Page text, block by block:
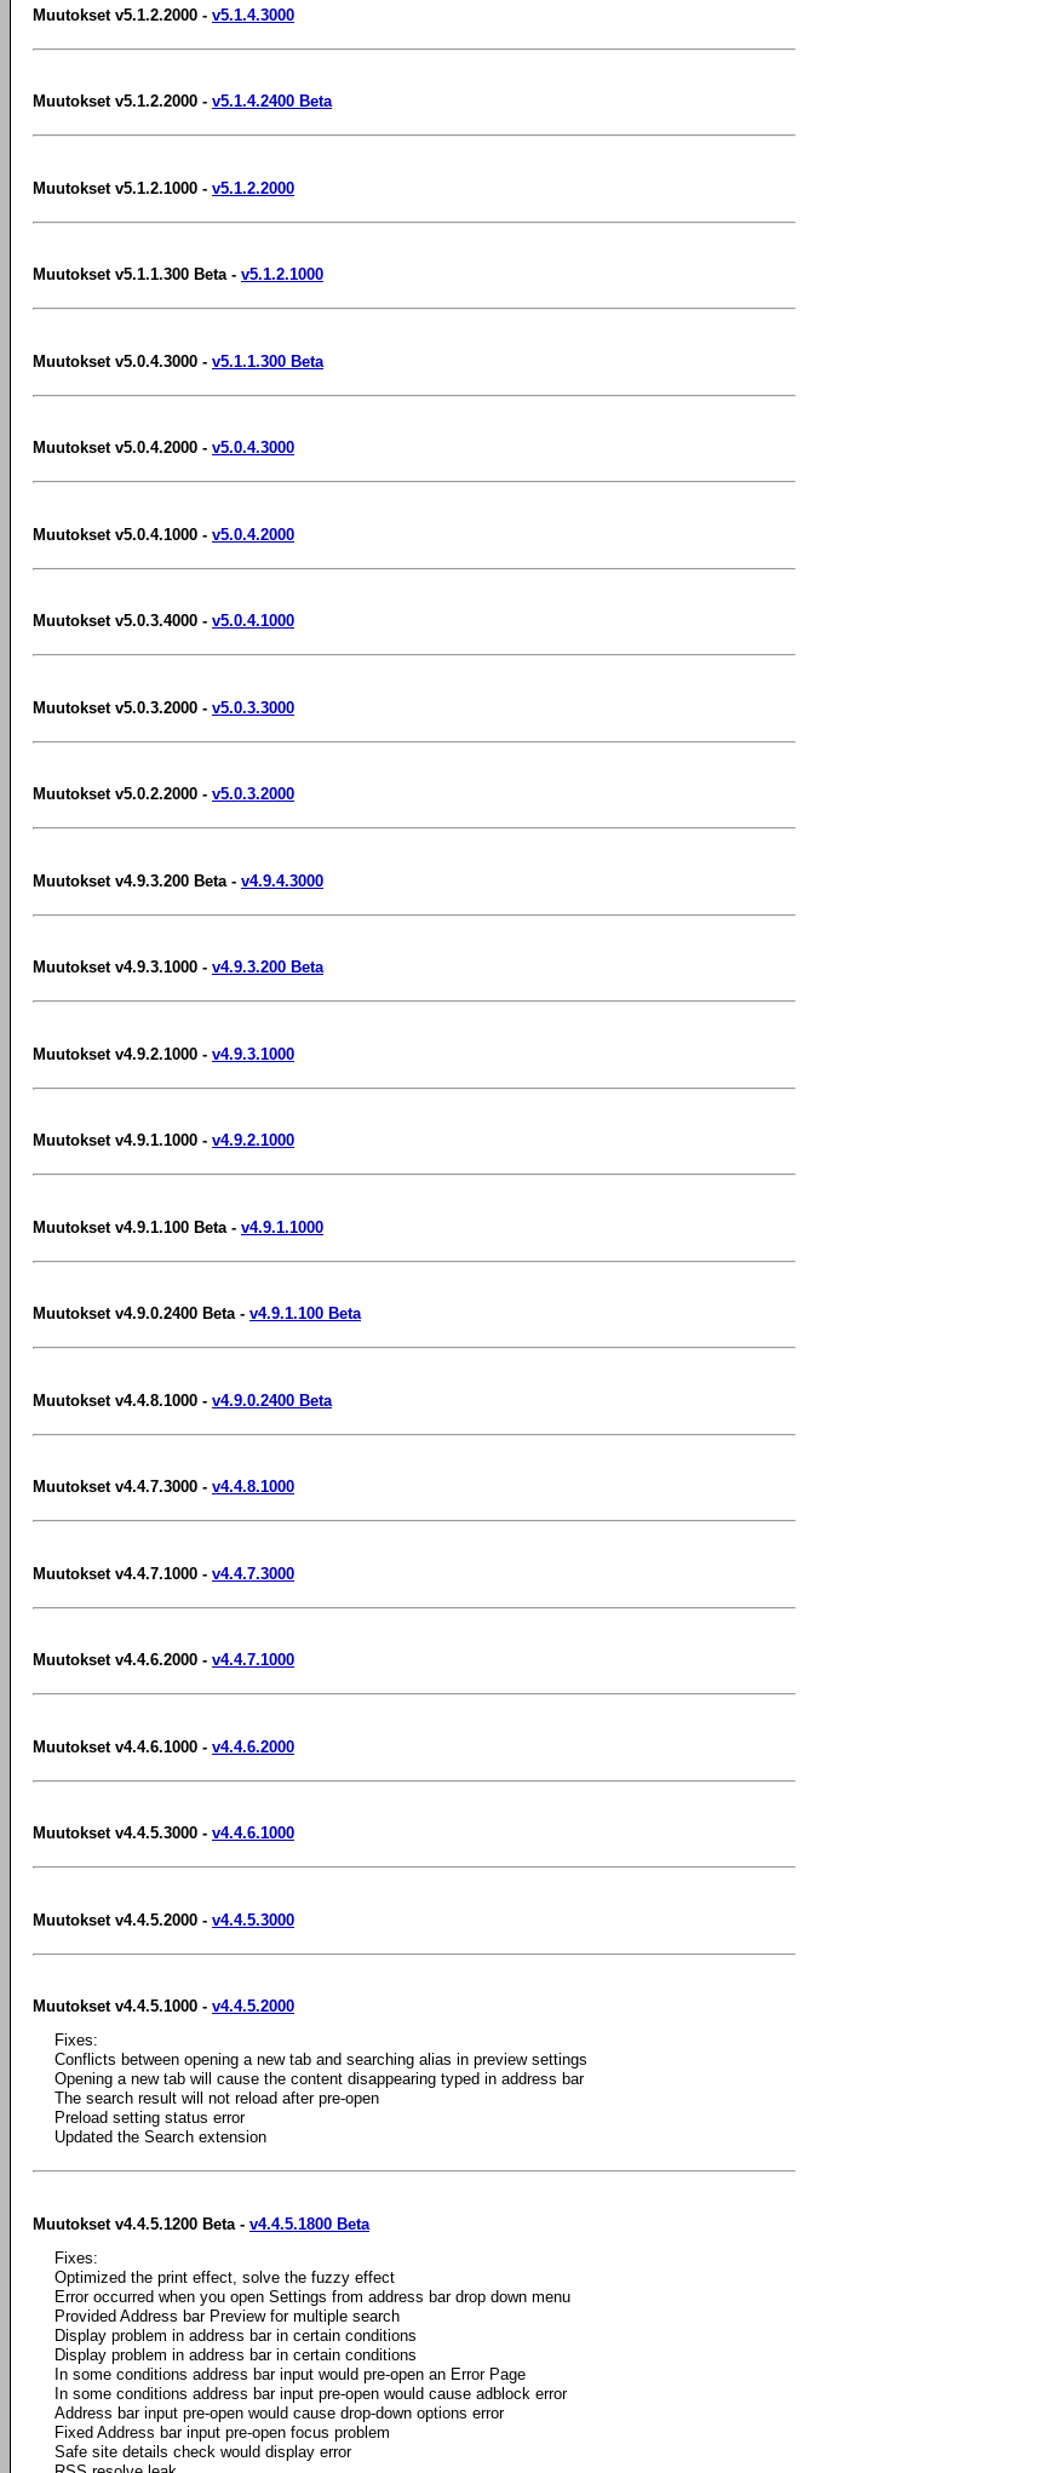
Muutokset v5.1.2.2000 - v5.1.4.3000
Muutokset v5.1.2.2000 - v5.1.4.2400 Beta
Muutokset v5.1.2.1000 - v5.1.2.2000
Muutokset v5.1.1.300 Beta - v5.1.2.1000
Muutokset v5.0.4.3000 - v5.1.1.300 Beta
Muutokset v5.0.4.2000 - v5.0.4.3000
Muutokset v5.0.4.1000 - v5.0.4.2000
Muutokset v5.0.3.4000 - v5.0.4.1000
Muutokset v5.0.3.2000 - v5.0.3.3000
Muutokset v5.0.2.2000 - v5.0.3.2000
Muutokset v4.9.3.200 Beta - v4.9.4.3000
Muutokset v4.9.3.1000 - v4.9.3.200 Beta
Muutokset v4.9.2.1000 - v4.9.3.1000
Muutokset v4.9.1.1000 - v4.9.2.1000
Muutokset v4.9.1.100 Beta - v4.9.1.1000
Muutokset v4.9.0.2400 Beta - v4.9.1.100 Beta
Muutokset v4.4.8.1000 - v4.9.0.2400 Beta
Muutokset v4.4.7.3000 - v4.4.8.1000
Muutokset v4.4.7.1000 - v4.4.7.3000
Muutokset v4.4.6.2000 - v4.4.7.1000
Muutokset v4.4.6.1000 - v4.4.6.2000
Muutokset v4.4.5.3000 - v4.4.6.1000
Muutokset v4.4.5.2000 - v4.4.5.3000
Muutokset v4.4.5.1000 - v4.4.5.2000
Fixes:
Conflicts between opening a new tab and searching alias in preview settings
Opening a new tab will cause the content disappearing typed in address bar
The search result will not reload after pre-open
Preload setting status error
Updated the Search extension
Muutokset v4.4.5.1200 Beta - v4.4.5.1800 Beta
Fixes:
Optimized the print effect, solve the fuzzy effect
Error occurred when you open Settings from address bar drop down menu
Provided Address bar Preview for multiple search
Display problem in address bar in certain conditions
Display problem in address bar in certain conditions
In some conditions address bar input would pre-open an Error Page
In some conditions address bar input pre-open would cause adblock error
Address bar input pre-open would cause drop-down options error
Fixed Address bar input pre-open focus problem
Safe site details check would display error